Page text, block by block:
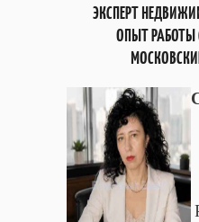
ЭКСПЕРТ
ОПЫТ РАБОТЫ